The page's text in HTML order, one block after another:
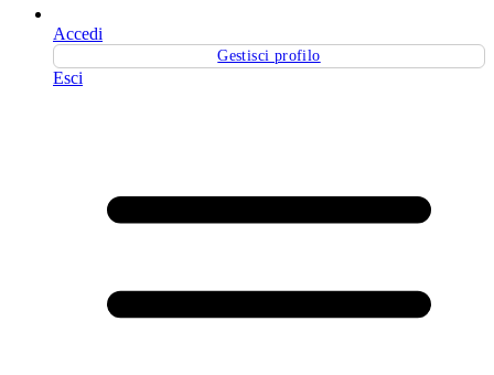
Accedi
Gestisci profilo
Esci